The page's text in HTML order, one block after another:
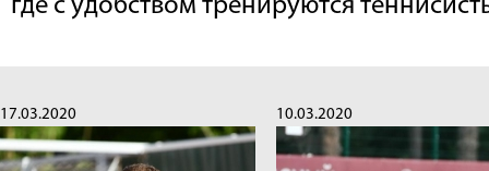
где с удобством тренируются
17.03.2020 10.03.2020